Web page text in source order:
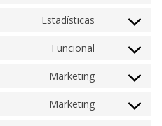
elementor
wordpress
Estadísticas
Consent
google-
Funcional
Consent
litespeed
Marketing
Consent
Marketing
Consent